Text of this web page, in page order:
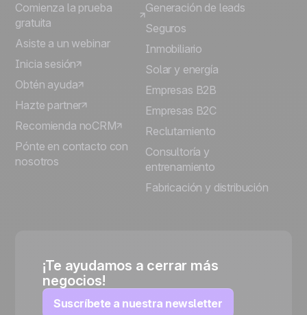
Comienza la prueba
gratuita
Asiste a un webinar
Inicia sesión
Obtén ayuda
Hazte partner
Recomienda noCRM
Pónte en contacto con
nosotros
Generación de leads
Seguros
Inmobiliario
Solar y energía
Empresas B2B
Empresas B2C
Reclutamiento
Consultoría y
entrenamiento
Fabricación y distribución
¡Te ayudamos a cerrar más
negocios!
Suscríbete a nuestra newsletter